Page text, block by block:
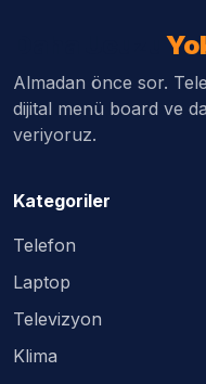
Almadan önce sor.
dijital menü board ve
veriyoruz.
Kategoriler
Telefon
Laptop
Televizyon
Klima